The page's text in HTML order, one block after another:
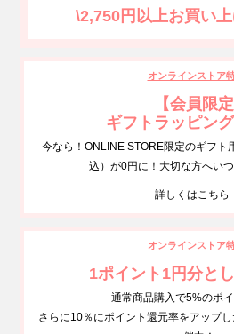
\2,750円以上お買い
オンラインストア
【会員限定
ギフトラッピン
今なら！ONLINE STORE限定のギフト
込）が0円に！大切な方へい
詳しくはこちら
オンラインストア
1ポイント1円分と
通常商品購入で5%のポイ
さらに10％にポイント還元率をアップ